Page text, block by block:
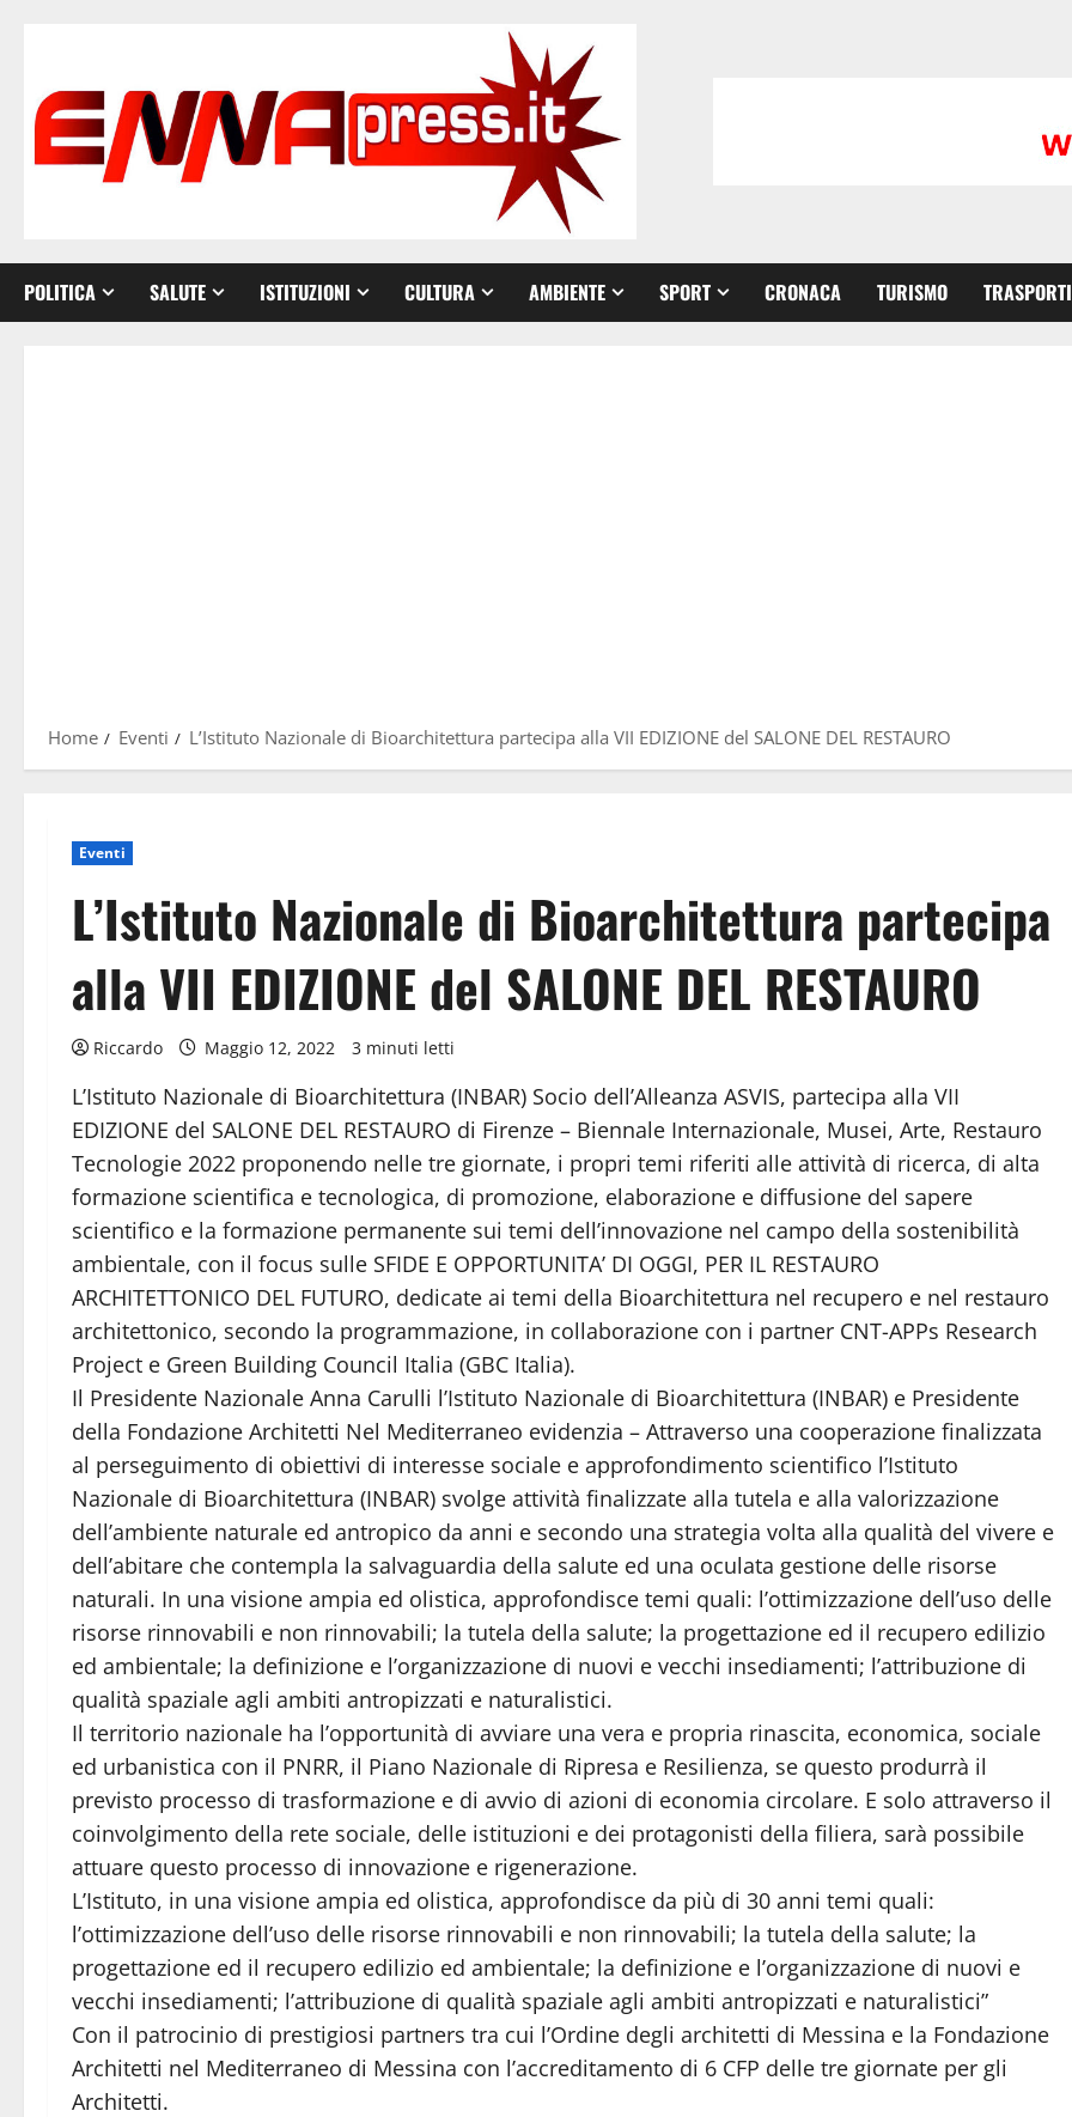
POLITICA SALUTE ISTITUZIONI CULTURA AMBIENTE SPORT CRONACA TURISMO TRASPORTI
Home Eventi L’Istituto Nazionale di Bioarchitettura partecipa alla VII EDIZIONE del SALONE DEL RESTAURO
Eventi
L’Istituto Nazionale di Bioarchitettura partecipa
alla VII EDIZIONE del SALONE DEL RESTAURO
Riccardo Maggio 12, 2022 3 minuti letti
L’Istituto Nazionale di Bioarchitettura (INBAR) Socio dell’Alleanza ASVIS, partecipa alla VII
EDIZIONE del SALONE DEL RESTAURO di Firenze – Biennale Internazionale, Musei, Arte, Restauro
Tecnologie 2022 proponendo nelle tre giornate, i propri temi riferiti alle attività di ricerca, di alta
formazione scientifica e tecnologica, di promozione, elaborazione e diffusione del sapere
scientifico e la formazione permanente sui temi dell’innovazione nel campo della sostenibilità
ambientale, con il focus sulle SFIDE E OPPORTUNITA’ DI OGGI, PER IL RESTAURO
ARCHITETTONICO DEL FUTURO, dedicate ai temi della Bioarchitettura nel recupero e nel restauro
architettonico, secondo la programmazione, in collaborazione con i partner CNT-APPs Research
Project e Green Building Council Italia (GBC Italia).
Il Presidente Nazionale Anna Carulli l’Istituto Nazionale di Bioarchitettura (INBAR) e Presidente
della Fondazione Architetti Nel Mediterraneo evidenzia – Attraverso una cooperazione finalizzata
al perseguimento di obiettivi di interesse sociale e approfondimento scientifico l’Istituto
Nazionale di Bioarchitettura (INBAR) svolge attività finalizzate alla tutela e alla valorizzazione
dell’ambiente naturale ed antropico da anni e secondo una strategia volta alla qualità del vivere e
dell’abitare che contempla la salvaguardia della salute ed una oculata gestione delle risorse
naturali. In una visione ampia ed olistica, approfondisce temi quali: l’ottimizzazione dell’uso delle
risorse rinnovabili e non rinnovabili; la tutela della salute; la progettazione ed il recupero edilizio
ed ambientale; la definizione e l’organizzazione di nuovi e vecchi insediamenti; l’attribuzione di
qualità spaziale agli ambiti antropizzati e naturalistici.
Il territorio nazionale ha l’opportunità di avviare una vera e propria rinascita, economica, sociale
ed urbanistica con il PNRR, il Piano Nazionale di Ripresa e Resilienza, se questo produrrà il
previsto processo di trasformazione e di avvio di azioni di economia circolare. E solo attraverso il
coinvolgimento della rete sociale, delle istituzioni e dei protagonisti della filiera, sarà possibile
attuare questo processo di innovazione e rigenerazione.
L’Istituto, in una visione ampia ed olistica, approfondisce da più di 30 anni temi quali:
l’ottimizzazione dell’uso delle risorse rinnovabili e non rinnovabili; la tutela della salute; la
progettazione ed il recupero edilizio ed ambientale; la definizione e l’organizzazione di nuovi e
vecchi insediamenti; l’attribuzione di qualità spaziale agli ambiti antropizzati e naturalistici”
Con il patrocinio di prestigiosi partners tra cui l’Ordine degli architetti di Messina e la Fondazione
Architetti nel Mediterraneo di Messina con l’accreditamento di 6 CFP delle tre giornate per gli
Architetti.